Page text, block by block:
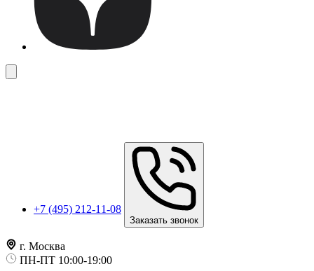
+7 (495) 212-11-08
Заказать звонок
г. Москва
ПН-ПТ 10:00-19:00